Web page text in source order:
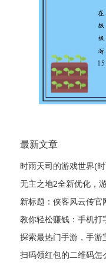
最新文章
时雨天司的游戏世界(
无主之地2全新优化，
盼的全新升级，游戏体
新标题：侠客风云传官
侠客风云传官网——揭
教你轻松赚钱：手机打
松实现赚钱？)
探索最热门手游，手游
最新推荐——最全手游
扫码领红包的二维码怎